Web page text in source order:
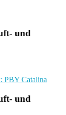
und
und